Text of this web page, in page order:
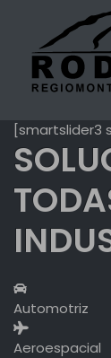
content
[smartslider3
Automotriz
Aeroespacial